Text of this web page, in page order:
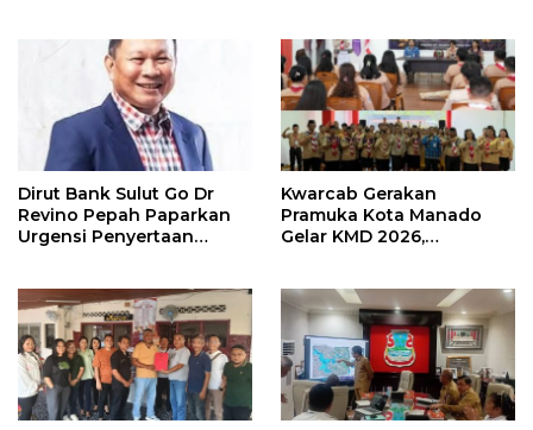
Dirut Bank Sulut Go Dr
Revino Pepah Paparkan
Urgensi Penyertaan
Kwarcab Gerakan
Pramuka Kota Manado
Gelar KMD 2026,
Pramuka